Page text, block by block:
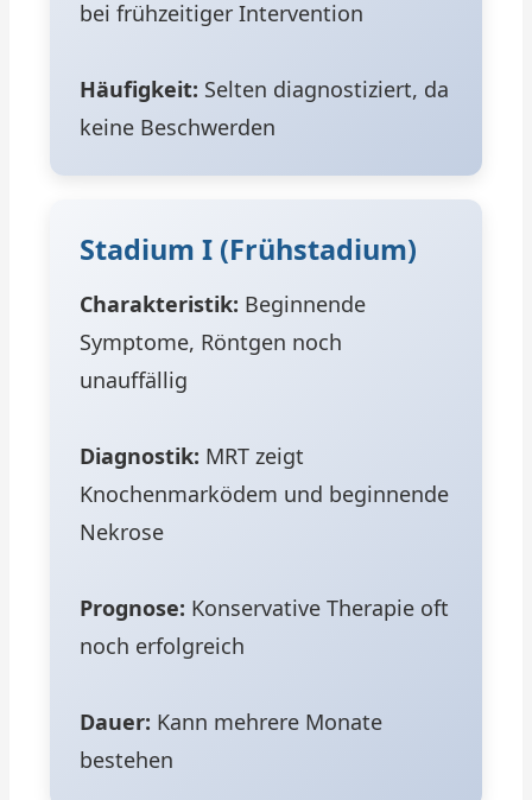
bei frühzeitiger Intervention
Häufigkeit: Selten diagnostiziert, da
keine Beschwerden
Stadium I (Frühstadium)
Charakteristik: Beginnende
Symptome, Röntgen noch
unauffällig
Diagnostik: MRT zeigt
Knochenmarködem und beginnende
Nekrose
Prognose: Konservative Therapie oft
noch erfolgreich
Dauer: Kann mehrere Monate
bestehen